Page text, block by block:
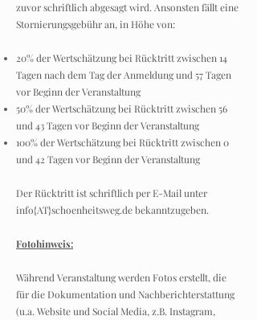
zuvor schriftlich abgesagt wird. Ansonsten fällt eine
Stornierungsgebühr an, in Höhe von:
20% der Wertschätzung bei Rücktritt zwischen 14
Tagen nach dem Tag der Anmeldung und 57 Tagen
vor Beginn der Veranstaltung
50% der Wertschätzung bei Rücktritt zwischen 56
und 43 Tagen vor Beginn der Veranstaltung
100% der Wertschätzung bei Rücktritt zwischen 0
und 42 Tagen vor Beginn der Veranstaltung
Der Rücktritt ist schriftlich per E-Mail unter
info{AT}schoenheitsweg.de bekanntzugeben.
Fotohinweis:
Während Veranstaltung werden Fotos erstellt, die
für die Dokumentation und Nachberichterstattung
(u.a. Website und Social Media, z.B. Instagram,